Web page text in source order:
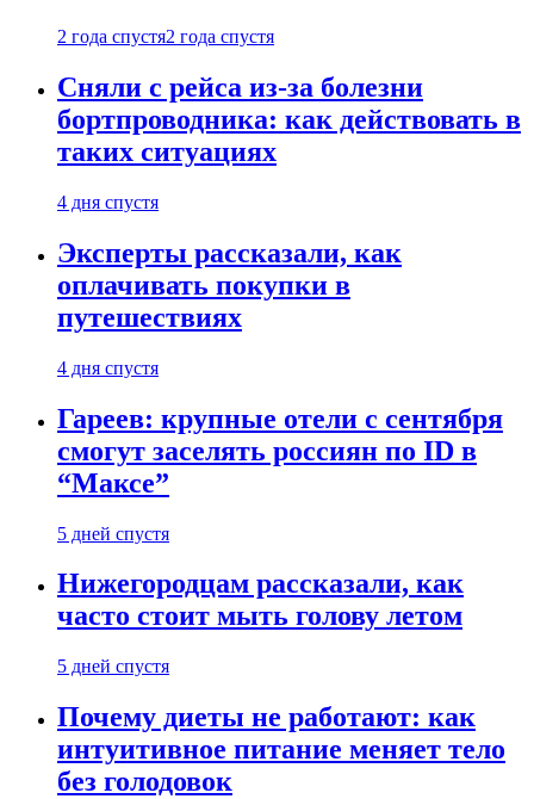
2 года спустя2 года спустя
Сняли с рейса из-за болезни
бортпроводника: как действовать в
таких ситуациях
4 дня спустя
Эксперты рассказали, как
оплачивать покупки в
путешествиях
4 дня спустя
Гареев: крупные отели с сентября
смогут заселять россиян по ID в
“Максе”
5 дней спустя
Нижегородцам рассказали, как
часто стоит мыть голову летом
5 дней спустя
Почему диеты не работают: как
интуитивное питание меняет тело
без голодовок